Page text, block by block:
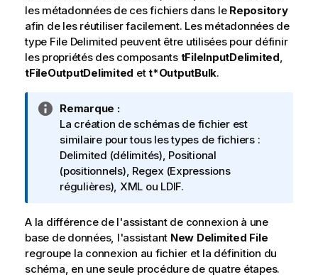
les métadonnées de ces fichiers dans le Repository
afin de les réutiliser facilement. Les métadonnées de
type File Delimited peuvent être utilisées pour définir
les propriétés des composants tFileInputDelimited,
tFileOutputDelimited ett*OutputBulk.
N
o
t
e
I
n
o
r
m
a
Remarque :
La création de schémas de fichier est
similaire pour tous les types de fichiers :
Delimited (délimités), Positional
(positionnels), Regex (Expressions
régulières), XML ou LDIF.
A la différence de l'assistant de connexion à une
base de données, l'assistant New Delimited File
regroupe la connexion au fichier et la définition du
schéma, en une seule procédure de quatre étapes.